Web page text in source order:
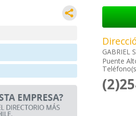
GABRIEL
Puente